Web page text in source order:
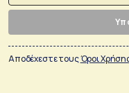
Αποδέχεστε τουςΌροι